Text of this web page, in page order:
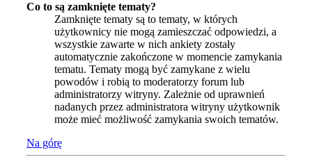
Co to są zamknięte tematy?
Zamknięte tematy są to tematy, w których
użytkownicy nie mogą zamieszczać odpowiedzi, a
wszystkie zawarte w nich ankiety zostały
automatycznie zakończone w momencie zamykania
tematu. Tematy mogą być zamykane z wielu
powodów i robią to moderatorzy forum lub
administratorzy witryny. Zależnie od uprawnień
nadanych przez administratora witryny użytkownik
może mieć możliwość zamykania swoich tematów.
Na górę